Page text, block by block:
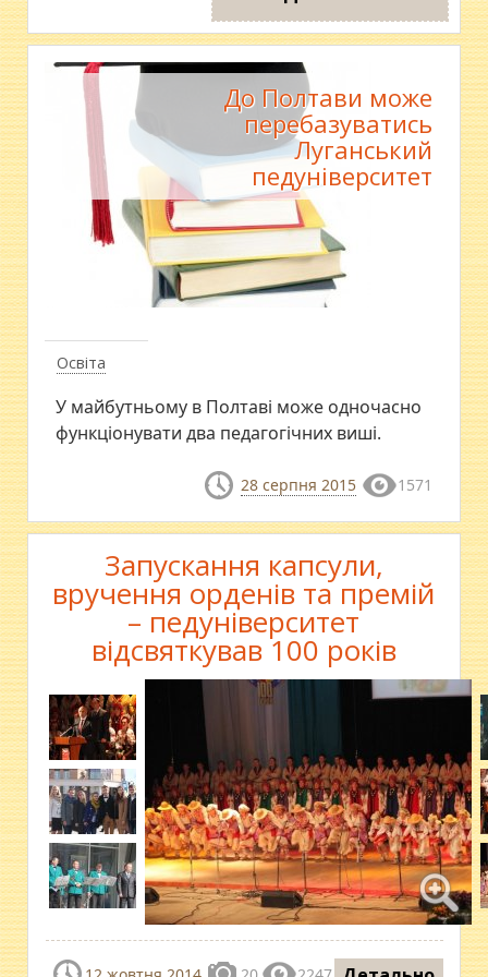
Освіта
До Полтави може
перебазуватись
Луганський
педуніверситет
У майбутньому в Полтаві може одночасно
функціонувати два педагогічних виші.
28 серпня 2015 1571
Запускання капсули,
вручення орденів та премій
– педуніверситет
відсвяткував 100 років